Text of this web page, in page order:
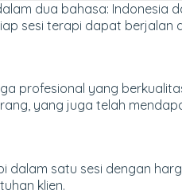
dua bahasa: Indonesia
sesi terapi dapat berjalan
profesional yang
yang juga telah
satu sesi dengan
klien.